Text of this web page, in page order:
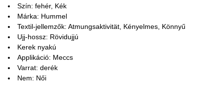
Szín: fehér, Kék
Márka: Hummel
Textil-jellemzők: Atmungsaktivität, Kényelmes, Könnyű
Ujj-hossz: Rövidujjú
Kerek nyakú
Applikáció: Meccs
Varrat: derék
Nem: Női